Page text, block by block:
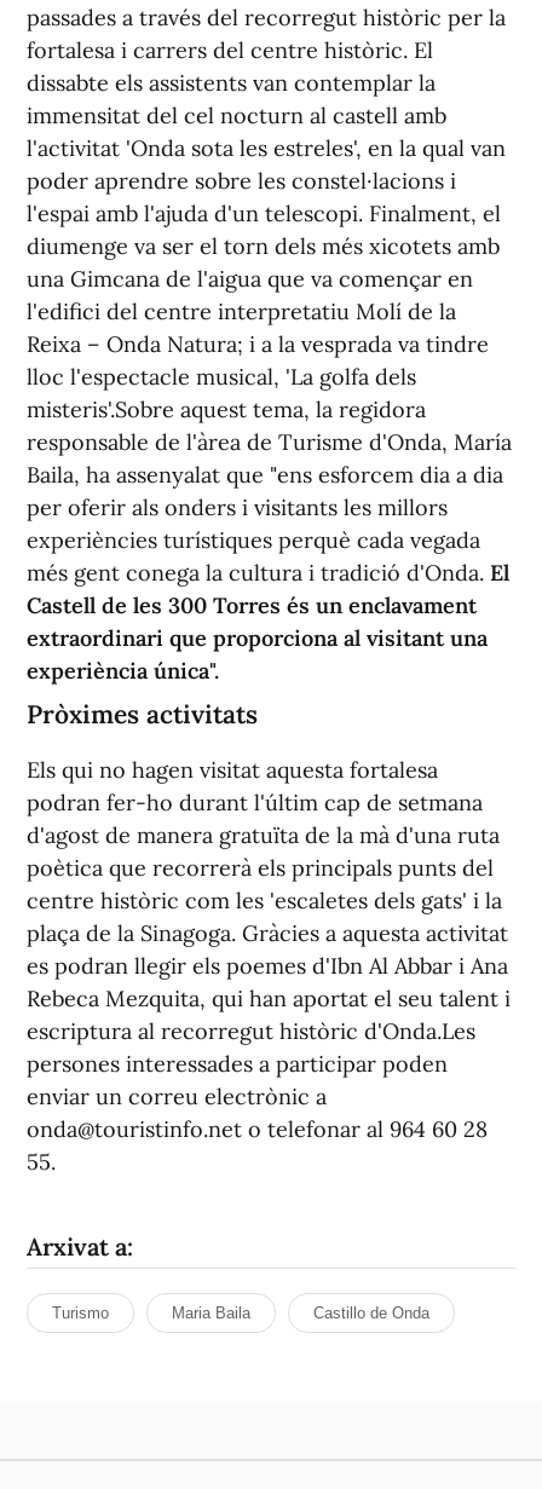
passades a través del recorregut històric per la
fortalesa i carrers del centre històric. El
dissabte els assistents van contemplar la
immensitat del cel nocturn al castell amb
l'activitat 'Onda sota les estreles', en la qual van
poder aprendre sobre les constel·lacions i
l'espai amb l'ajuda d'un telescopi. Finalment, el
diumenge va ser el torn dels més xicotets amb
una Gimcana de l'aigua que va començar en
l'edifici del centre interpretatiu Molí de la
Reixa – Onda Natura; i a la vesprada va tindre
lloc l'espectacle musical, 'La golfa dels
misteris'.Sobre aquest tema, la regidora
responsable de l'àrea de Turisme d'Onda, María
Baila, ha assenyalat que "ens esforcem dia a dia
per oferir als onders i visitants les millors
experiències turístiques perquè cada vegada
més gent conega la cultura i tradició d'Onda. El
Castell de les 300 Torres és un enclavament
extraordinari que proporciona al visitant una
experiència única".
Pròximes activitats
Els qui no hagen visitat aquesta fortalesa
podran fer-ho durant l'últim cap de setmana
d'agost de manera gratuïta de la mà d'una ruta
poètica que recorrerà els principals punts del
centre històric com les 'escaletes dels gats' i la
plaça de la Sinagoga. Gràcies a aquesta activitat
es podran llegir els poemes d'Ibn Al Abbar i Ana
Rebeca Mezquita, qui han aportat el seu talent i
escriptura al recorregut històric d'Onda.Les
persones interessades a participar poden
enviar un correu electrònic a
onda@touristinfo.net o telefonar al 964 60 28
55.
Arxivat a:
Turismo Maria Baila Castillo de Onda